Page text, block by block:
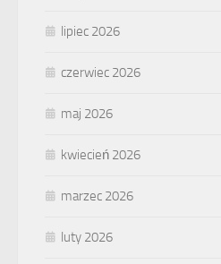
lipiec 2026
czerwiec 2026
maj 2026
kwiecień 2026
marzec 2026
luty 2026